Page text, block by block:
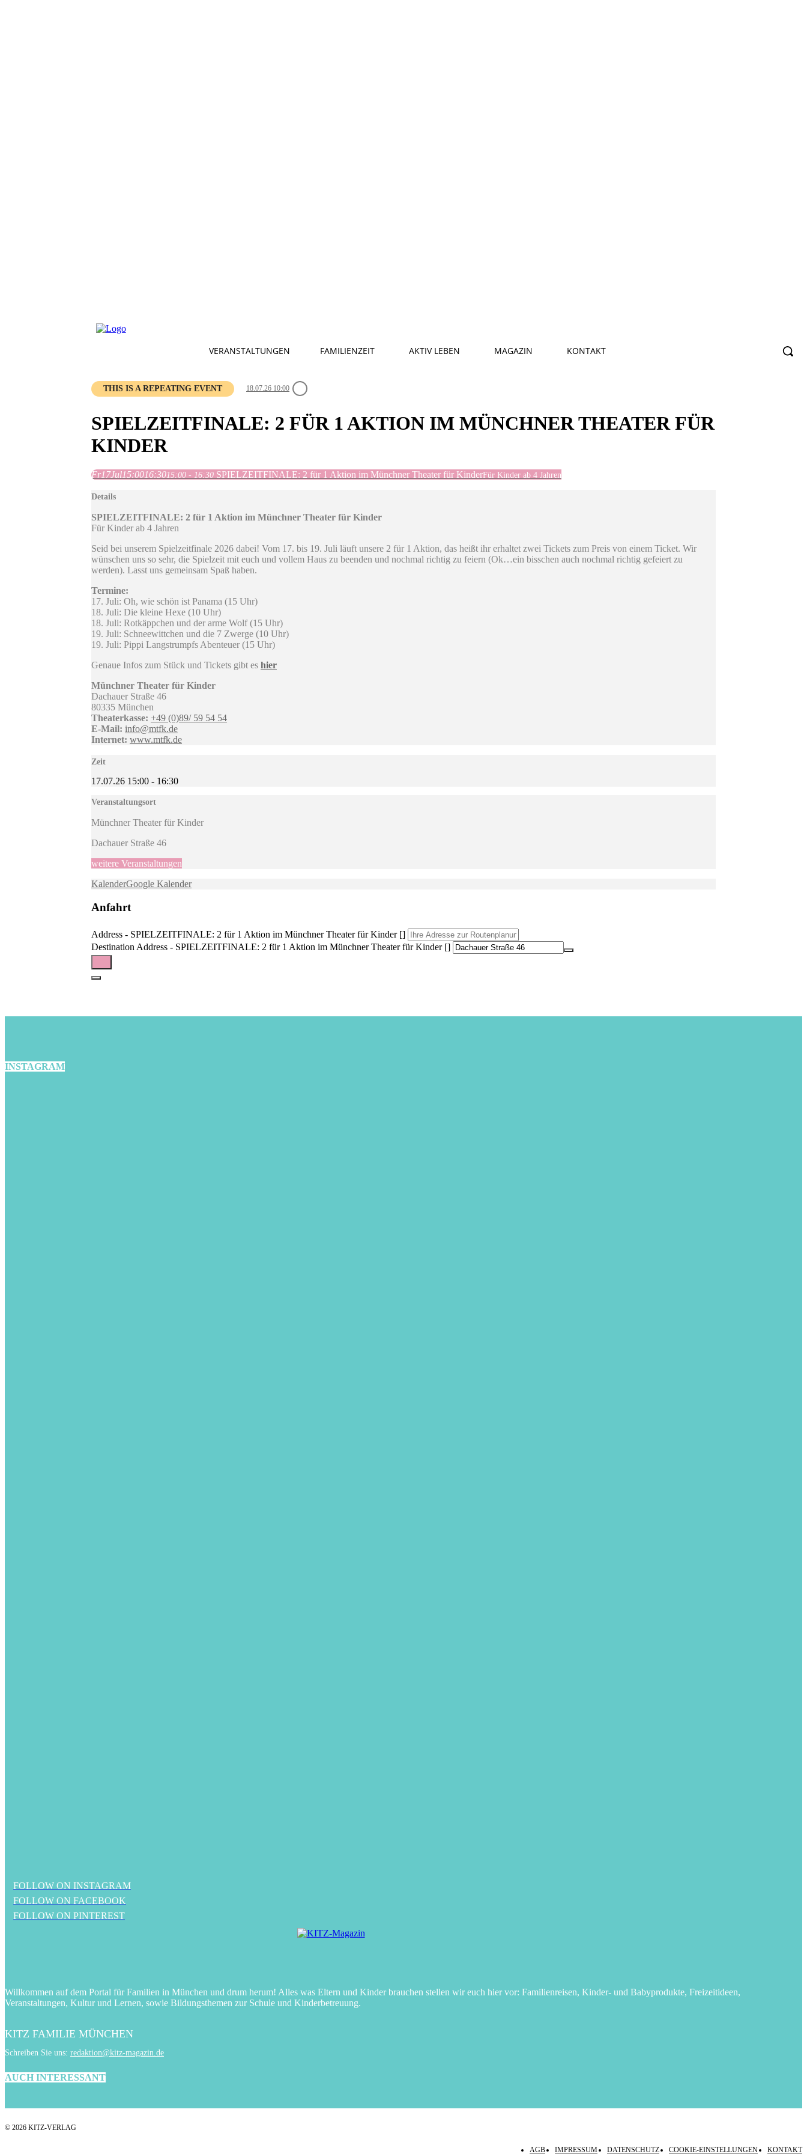
VERANSTALTUNGEN FAMILIENZEIT AKTIV LEBEN MAGAZIN KONTAKT
THIS IS A REPEATING EVENT 18.07.26 10:00
SPIELZEITFINALE: 2 FÜR 1 AKTION IM MÜNCHNER THEATER FÜR
KINDER
Fr17Jul15:0016:3015:00 - 16:30 SPIELZEITFINALE: 2 für 1 Aktion im Münchner Theater für KinderFür Kinder ab 4 Jahren
Details
SPIELZEITFINALE: 2 für 1 Aktion im Münchner Theater für Kinder
Für Kinder ab 4 Jahren
Seid bei unserem Spielzeitfinale 2026 dabei! Vom 17. bis 19. Juli läuft unsere 2 für 1 Aktion, das heißt ihr erhaltet zwei Tickets zum Preis von einem Ticket. Wir
wünschen uns so sehr, die Spielzeit mit euch und vollem Haus zu beenden und nochmal richtig zu feiern (Ok…ein bisschen auch nochmal richtig gefeiert zu
werden). Lasst uns gemeinsam Spaß haben.
Termine:
17. Juli: Oh, wie schön ist Panama (15 Uhr)
18. Juli: Die kleine Hexe (10 Uhr)
18. Juli: Rotkäppchen und der arme Wolf (15 Uhr)
19. Juli: Schneewittchen und die 7 Zwerge (10 Uhr)
19. Juli: Pippi Langstrumpfs Abenteuer (15 Uhr)
Genaue Infos zum Stück und Tickets gibt es hier
Münchner Theater für Kinder
Dachauer Straße 46
80335 München
Theaterkasse: +49 (0)89/ 59 54 54
E-Mail: info@mtfk.de
Internet: www.mtfk.de
Zeit
17.07.26 15:00 - 16:30
Veranstaltungsort
Münchner Theater für Kinder
Dachauer Straße 46
weitere Veranstaltungen
KalenderGoogle Kalender
Anfahrt
Address - SPIELZEITFINALE: 2 für 1 Aktion im Münchner Theater für Kinder []
Destination Address - SPIELZEITFINALE: 2 für 1 Aktion im Münchner Theater für Kinder []
INSTAGRAM
FOLLOW ON INSTAGRAM
FOLLOW ON FACEBOOK
FOLLOW ON PINTEREST
Willkommen auf dem Portal für Familien in München und drum herum! Alles was Eltern und Kinder brauchen stellen wir euch hier vor: Familienreisen, Kinder- und Babyprodukte, Freizeitideen,
Veranstaltungen, Kultur und Lernen, sowie Bildungsthemen zur Schule und Kinderbetreuung.
KITZ FAMILIE MÜNCHEN
Schreiben Sie uns: redaktion@kitz-magazin.de
AUCH INTERESSANT
© 2026 KITZ-VERLAG
AGB IMPRESSUM DATENSCHUTZ COOKIE-EINSTELLUNGEN KONTAKT